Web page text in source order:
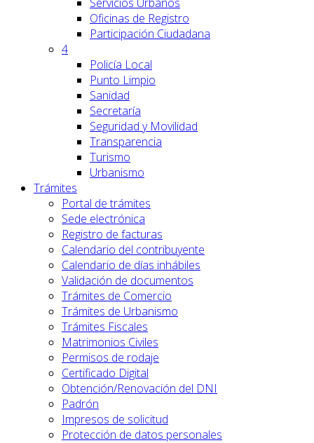
Oficinas de Registro
Participación Ciudadana
4
Policía Local
Punto Limpio
Sanidad
Secretaría
Seguridad y Movilidad
Transparencia
Turismo
Urbanismo
Trámites
Portal de trámites
Sede electrónica
Registro de facturas
Calendario del contribuyente
Calendario de días inhábiles
Validación de documentos
Trámites de Comercio
Trámites de Urbanismo
Trámites Fiscales
Matrimonios Civiles
Permisos de rodaje
Certificado Digital
Obtención/Renovación del DNI
Padrón
Impresos de solicitud
Protección de datos personales